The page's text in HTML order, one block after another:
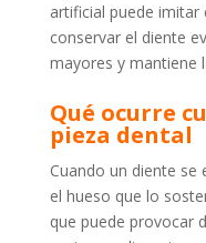
artificial puede
conservar el diente
mayores y mantiene
Qué ocurre
pieza dental
Cuando un diente
el hueso que lo
que puede provocar